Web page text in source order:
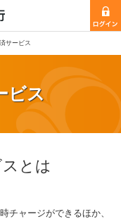
サービス
ビス
とは
チャージができるほか、